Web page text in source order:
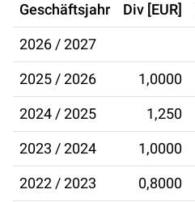
Geschäftsjahr Div [EUR]
2026 / 2027
2025 / 2026 1,0000
2024 / 2025 1,250
2023 / 2024 1,0000
2022 / 2023 0,8000